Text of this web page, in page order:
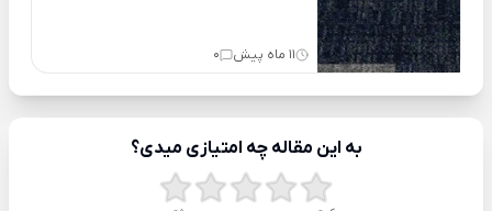
11 ماه پیش 0
به این مقاله چه امتیازی میدی؟